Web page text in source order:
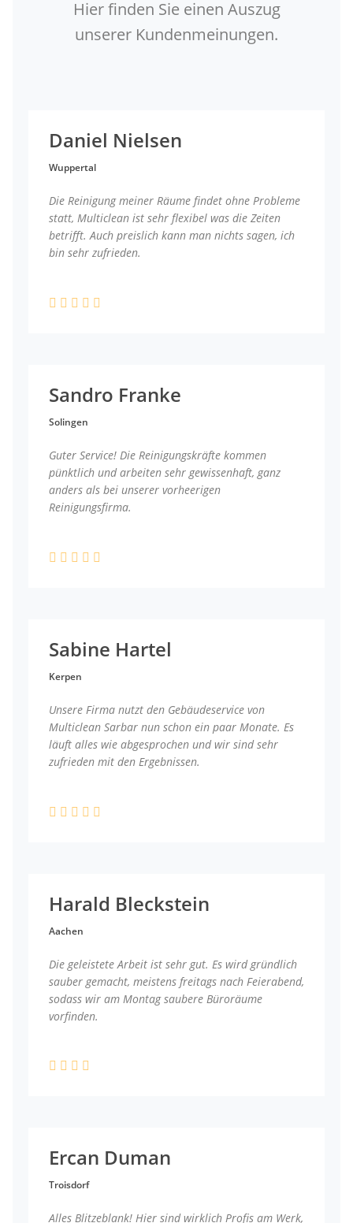
Hier finden Sie einen Auszug
unserer Kundenmeinungen.
Daniel Nielsen
Wuppertal
Die Reinigung meiner Räume findet ohne Probleme
statt, Multiclean ist sehr flexibel was die Zeiten
betrifft. Auch preislich kann man nichts sagen, ich
bin sehr zufrieden.
Sandro Franke
Solingen
Guter Service! Die Reinigungskräfte kommen
pünktlich und arbeiten sehr gewissenhaft, ganz
anders als bei unserer vorheerigen
Reinigungsfirma.
Sabine Hartel
Kerpen
Unsere Firma nutzt den Gebäudeservice von
Multiclean Sarbar nun schon ein paar Monate. Es
läuft alles wie abgesprochen und wir sind sehr
zufrieden mit den Ergebnissen.
Harald Bleckstein
Aachen
Die geleistete Arbeit ist sehr gut. Es wird gründlich
sauber gemacht, meistens freitags nach Feierabend,
sodass wir am Montag saubere Büroräume
vorfinden.
Ercan Duman
Troisdorf
Alles Blitzeblank! Hier sind wirklich Profis am Werk,